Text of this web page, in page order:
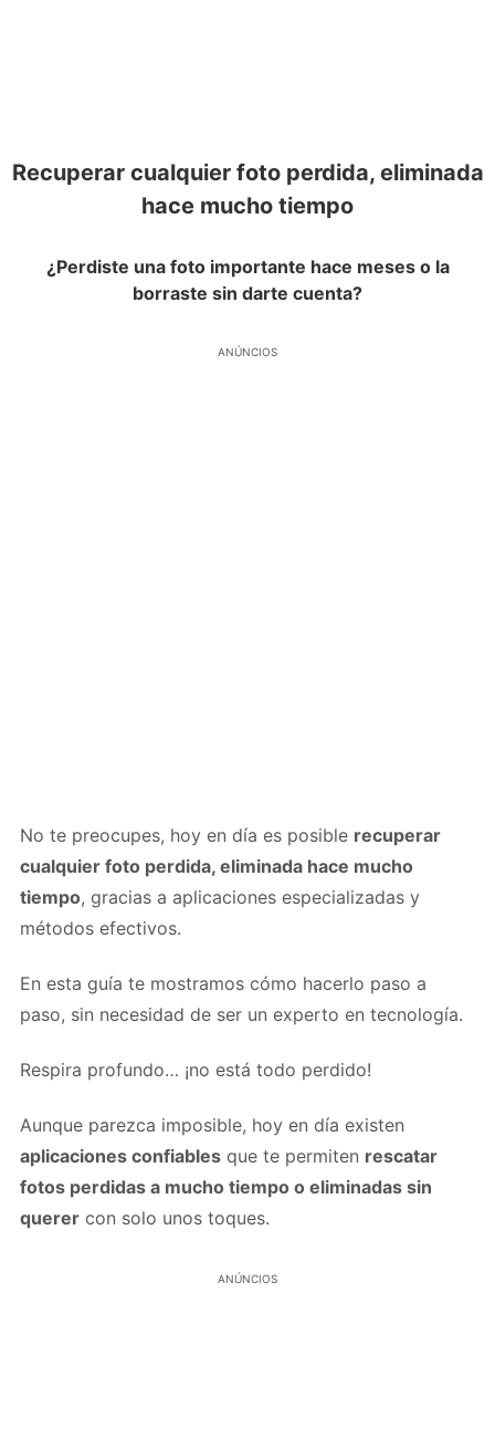
Recuperar cualquier foto perdida, eliminada
hace mucho tiempo
¿ Perdiste una foto importante hace meses o la
borraste sin darte cuenta?
ANÚNCIOS
No te preocupes, hoy en día es posible recuperar
cualquier foto perdida, eliminada hace mucho
tiempo, gracias a aplicaciones especializadas y
métodos efectivos.
En esta guía te mostramos cómo hacerlo paso a
paso, sin necesidad de ser un experto en tecnología.
Respira profundo… ¡no está todo perdido!
Aunque parezca imposible, hoy en día existen
aplicaciones confiables que te permiten rescatar
fotos perdidas a mucho tiempo o eliminadas sin
querer con solo unos toques.
ANÚNCIOS